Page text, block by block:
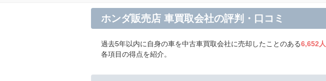
ホンダ販売店 車買取会社の評判・口コミ
過去5年以内に自身の車を中古車買取会社に売却したことのある6,652人
各項目の得点を紹介。